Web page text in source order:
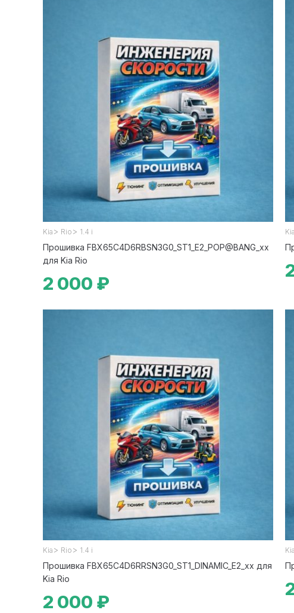
Kia > Rio > 1.4 i
Прошивка FBX65C4D6RBSN3G0_ST1_E2_POP@BANG_xx
для Kia Rio
2 000 ₽
Kia
Kia > Rio > 1.4 i
Прошивка FBX65C4D6RRSN3G0_ST1_DINAMIC_E2_xx для
Kia Rio
2 000 ₽
Kia